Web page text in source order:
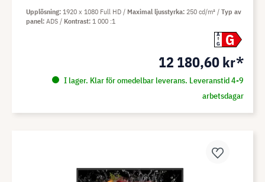
A
G
G
12 180,60 kr*
I lager. Klar för omedelbar leverans. Leveranstid 4-9
arbetsdagar
Upplösning 1920 x 1080 Full HD Maximal ljusstyrka 250 cd/m²
Typ av
panel ADS Kontrast 1 000 :1